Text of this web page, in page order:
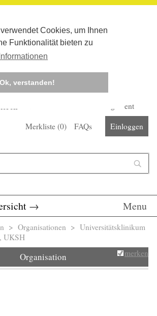
Cookies, um Ihnen
Funktionalität bieten zu
Ok, verstanden!
Corona-Management
Merkliste (0) FAQs Einloggen
→ Menu
> Organisationen > Universitätsklinikum
UKSH
Organisation merken